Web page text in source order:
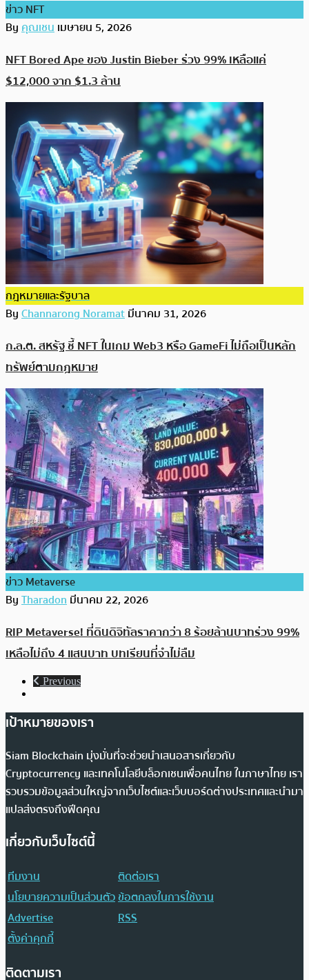
ข่าว NFT
Byคุณเชนเมษายน 5, 2026
NFT Bored Ape ของ Justin Bieber ร่วง 99% เหลือแค่
$12,000 จาก $1.3 ล้าน
กฎหมายและรัฐบาล
ByChannarong Noramatมีนาคม 31, 2026
ก.ล.ต. สหรัฐ ชี้ NFT ในเกม Web3 หรือ GameFi ไม่ถือเป็นหลัก
ทรัพย์ตามกฎหมาย
ข่าว Metaverse
ByTharadonมีนาคม 22, 2026
RIP Metaverse! ที่ดินดิจิทัลราคากว่า 8 ร้อยล้านบาทร่วง 99%
เหลือไม่ถึง 4 แสนบาท บทเรียนที่จำไม่ลืม
Previous
เป้าหมายของเรา
Siam Blockchain มุ่งมั่นที่จะช่วยนำเสนอสารเกี่ยวกับ
Cryptocurrency และเทคโนโลยีบล็อกเชนเพื่อคนไทย ในภาษาไทย เรา
รวบรวมข้อมูลส่วนใหญ่จากเว็บไซต์และเว็บบอร์ดต่างประเทศและนำมา
แปลส่งตรงถึงฟีดคุณ
เกี่ยวกับเว็บไซต์นี้
ทีมงาน
ติดต่อเรา
นโยบายความเป็นส่วนตัวข้อตกลงในการใช้งาน
Advertise
RSS
ตั้งค่าคุกกี้
ติดตามเรา